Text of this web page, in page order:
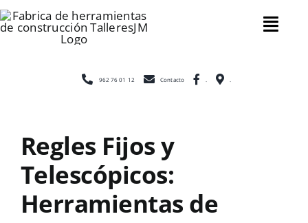
Saltar
al
Inicio
962 76 01 12 Contacto
Regles Fijos y
Telescópicos:
Herramientas de